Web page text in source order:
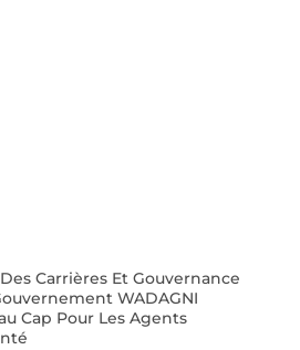
Carrières Et Gouvernance
WADAGNI
Cap Pour Les Agents